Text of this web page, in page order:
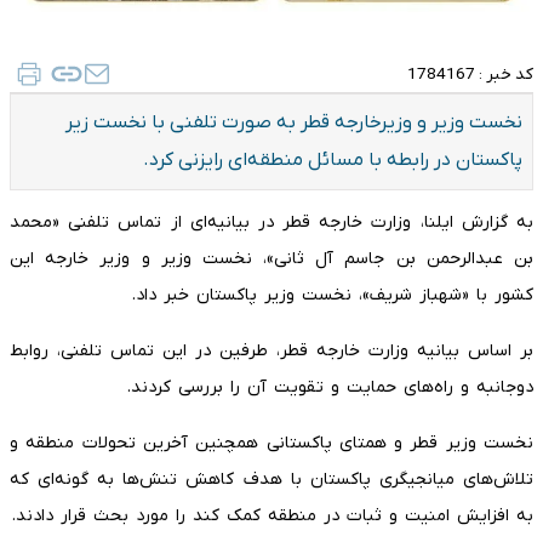
کد خبر : 1784167
نخست وزیر و وزیرخارجه قطر به صورت تلفنی با نخست زیر
پاکستان در رابطه با مسائل منطقه‌ای رایزنی کرد.
به گزارش ایلنا، وزارت خارجه قطر در بیانیه‌ای از تماس تلفنی «محمد
بن عبدالرحمن بن جاسم آل ثانی»، نخست وزیر و وزیر خارجه این
کشور با «شهباز شریف»، نخست وزیر پاکستان خبر داد.
بر اساس بیانیه وزارت خارجه قطر، طرفین در این تماس تلفنی، روابط
دوجانبه و راه‌های حمایت و تقویت آن را بررسی کردند.
نخست وزیر قطر و همتای پاکستانی همچنین آخرین تحولات منطقه و
تلاش‌های میانجیگری پاکستان با هدف کاهش تنش‌ها به گونه‌ای که
به افزایش امنیت و ثبات در منطقه کمک کند را مورد بحث قرار دادند.